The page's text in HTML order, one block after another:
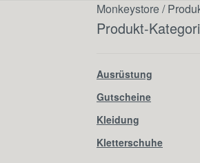
Monkeystore/
Produkt-
Ausrüstung
Gutscheine
Kleidung
Kletterschuhe